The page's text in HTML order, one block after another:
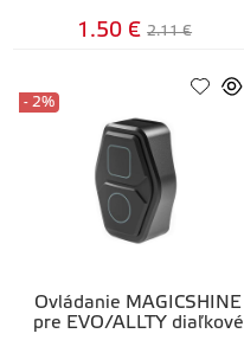
1.50 € 2.11 €
Ovládanie MAGICSHINE
pre EVO/ALLTY diaľkové
- 2%